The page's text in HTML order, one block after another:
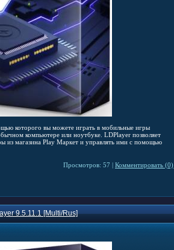
которого вы можете играть в мобильные игры
компьютере или ноутбуке. LDPlayer позволяет
из магазина Play Маркет и управлять ими с помощью
Просмотров: 57 | Комментировать (0)
9.5.11.1 [Multi/Rus]